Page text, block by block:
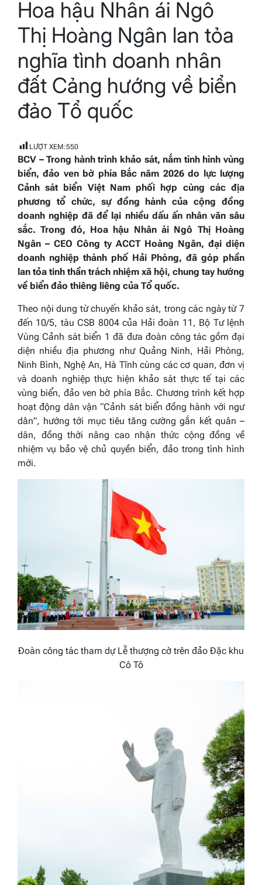
read
Hoa hậu Nhân ái Ngô
Thị Hoàng Ngân lan tỏa
nghĩa tình doanh nhân
đất Cảng hướng về biển
đảo Tổ quốc
LƯỢT XEM:550
BCV – Trong hành trình khảo sát, nắm tình hình vùng
biển, đảo ven bờ phía Bắc năm 2026 do lực lượng
Cảnh sát biển Việt Nam phối hợp cùng các địa
phương tổ chức, sự đồng hành của cộng đồng
doanh nghiệp đã để lại nhiều dấu ấn nhân văn sâu
sắc. Trong đó, Hoa hậu Nhân ái Ngô Thị Hoàng
Ngân – CEO Công ty ACCT Hoàng Ngân, đại diện
doanh nghiệp thành phố Hải Phòng, đã góp phần
lan tỏa tinh thần trách nhiệm xã hội, chung tay hướng
về biển đảo thiêng liêng của Tổ quốc.
Theo nội dung từ chuyến khảo sát, trong các ngày từ 7
đến 10/5, tàu CSB 8004 của Hải đoàn 11, Bộ Tư lệnh
Vùng Cảnh sát biển 1 đã đưa đoàn công tác gồm đại
diện nhiều địa phương như Quảng Ninh, Hải Phòng,
Ninh Bình, Nghệ An, Hà Tĩnh cùng các cơ quan, đơn vị
và doanh nghiệp thực hiện khảo sát thực tế tại các
vùng biển, đảo ven bờ phía Bắc. Chương trình kết hợp
hoạt động dân vận “Cảnh sát biển đồng hành với ngư
dân”, hướng tới mục tiêu tăng cường gắn kết quân –
dân, đồng thời nâng cao nhận thức cộng đồng về
nhiệm vụ bảo vệ chủ quyền biển, đảo trong tình hình
mới.
Đoàn công tác tham dự Lễ thượng cờ trên đảo Đặc khu
Cô Tô